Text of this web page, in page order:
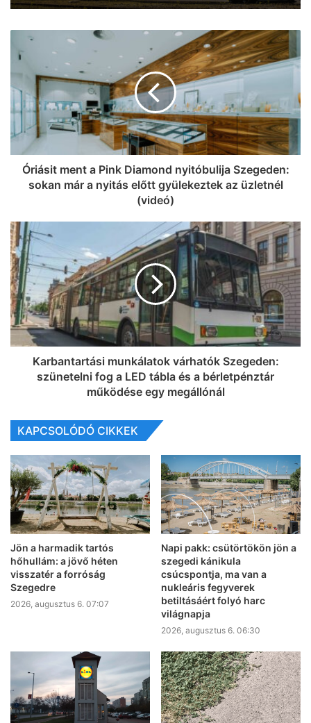
Óriásit ment a Pink Diamond nyitóbulija Szegeden:
sokan már a nyitás előtt gyülekeztek az üzletnél
(videó)
Karbantartási munkálatok várhatók Szegeden:
szünetelni fog a LED tábla és a bérletpénztár
működése egy megállónál
KAPCSOLÓDÓ CIKKEK
Jön a harmadik tartós
hőhullám: a jövő héten
visszatér a forróság
Szegedre
2026, augusztus 6. 07:07
Napi pakk: csütörtökön jön a
szegedi kánikula
csúcspontja, ma van a
nukleáris fegyverek
betiltásáért folyó harc
világnapja
2026, augusztus 6. 06:30